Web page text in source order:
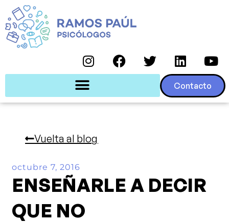
Contacto
Vuelta al blog
octubre 7, 2016
ENSEÑARLE A DECIR
QUE NO